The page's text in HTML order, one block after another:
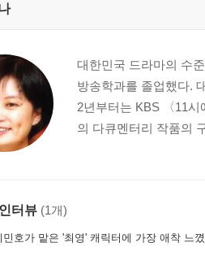
대한민국 드라마의 수
방송학과를 졸업했다.
2년부터는 KBS 〈11
의 다큐멘터리 작품의
터뷰 (1개)
민호가 맡은 '최영' 캐릭터에 가장 애착 느꼈다 -